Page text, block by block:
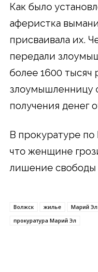
Как было
аферистка
присваивала их.
передали
более 1600 тысяч
злоумышленницу
получения денег
В прокуратуре
что женщине
лишение свободы
Волжск жилье Марий Эл
прокуратура Марий Эл